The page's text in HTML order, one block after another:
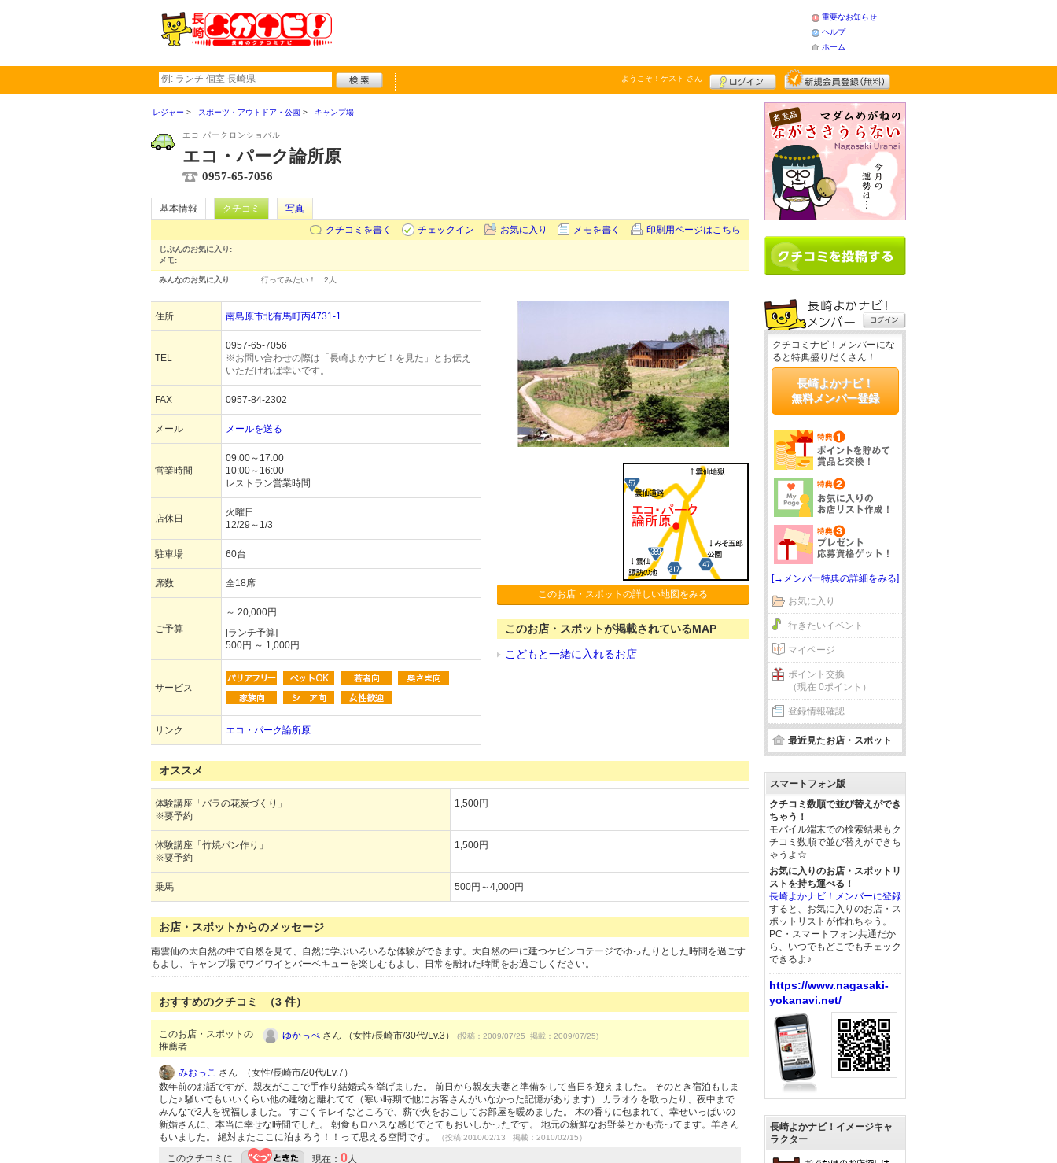
重要なお知らせ
ヘルプ
ホーム
ようこそ！ ゲスト さん
レジャー スポーツ・アウトドア・公園 キャンプ場
エコ パークロンショバル
エコ・パーク論所原
0957-65-7056
基本情報 クチコミ
写真
クチコミを書く
チェックイン お気に入り メモを書く 印刷用ページはこちら
じぶんのお気に入り:
メモ:
みんなのお気に入り: 行ってみたい！… 2人
住所 南島原市北有馬町丙4731-1
TEL
0957-65-7056
※お問い合わせの際は「長崎よかナビ！を見た」とお伝え
いただければ幸いです。
FAX 0957-84-2302
メール メールを送る
営業時間
09:00～17:00
10:00～16:00
レストラン営業時間
店休日
火曜日
12/29～1/3
駐車場 60台
席数 全18席
ご予算
～ 20,000円
[ランチ予算]
500円 ～ 1,000円
サービス
リンク エコ・パーク論所原
このお店・スポットの詳しい地図をみる
このお店・スポットが掲載されているMAP
こどもと一緒に入れるお店
オススメ
体験講座「バラの花炭づくり」
※要予約
1,500円
体験講座「竹焼パン作り」
※要予約
1,500円
乗馬 500円～4,000円
お店・スポットからのメッセージ
南雲仙の大自然の中で自然を見て、自然に学ぶいろいろな体験ができます。大自然の中に建つケビンコテージでゆったりとした時間を過ごす
もよし、キャンプ場でワイワイとバーベキューを楽しむもよし、日常を離れた時間をお過ごしください。
おすすめのクチコミ （3 件）
このお店・スポットの
推薦者
ゆかっぺ さん （女性/長崎市/30代/Lv.3） (投稿：2009/07/25 掲載：2009/07/25)
みおっこ さん （女性/長崎市/20代/Lv.7）
数年前のお話ですが、親友がここで手作り結婚式を挙げました。 前日から親友夫妻と準備をして当日を迎えました。 そのとき宿泊もしま
した♪ 騒いでもいいくらい他の建物と離れてて（寒い時期で他にお客さんがいなかった記憶があります） カラオケを歌ったり、夜中まで
みんなで2人を祝福しました。 すごくキレイなところで、薪で火をおこしてお部屋を暖めました。 木の香りに包まれて、幸せいっぱいの
新婚さんに、本当に幸せな時間でした。 朝食もロハスな感じでとてもおいしかったです。 地元の新鮮なお野菜とかも売ってます。羊さん
もいました。 絶対またここに泊まろう！！って思える空間です。
（投稿:2010/02/13 掲載：2010/02/15）
このクチコミに 現在： 0人
クチコミナビ！メンバーにな
ると特典盛りだくさん！
長崎よかナビ！
無料メンバー登録
[→メンバー特典の詳細をみる]
お気に入り
行きたいイベント
マイページ
ポイント交換
（現在 0ポイント）
登録情報確認
最近見たお店・スポット
スマートフォン版
クチコミ数順で並び替えができ
ちゃう！
モバイル端末での検索結果もク
チコミ数順で並び替えができち
ゃうよ☆
お気に入りのお店・スポットリ
ストを持ち運べる！
長崎よかナビ！メンバーに登録
すると、お気に入りのお店・ス
ポットリストが作れちゃう。
PC・スマートフォン共通だか
ら、いつでもどこでもチェック
できるよ♪
https://www.nagasaki-
yokanavi.net/
長崎よかナビ！イメージキャ
ラクター